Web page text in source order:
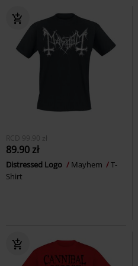
RCD 99.90 zł
89.90 zł
Distressed Logo Mayhem
T-
Shirt